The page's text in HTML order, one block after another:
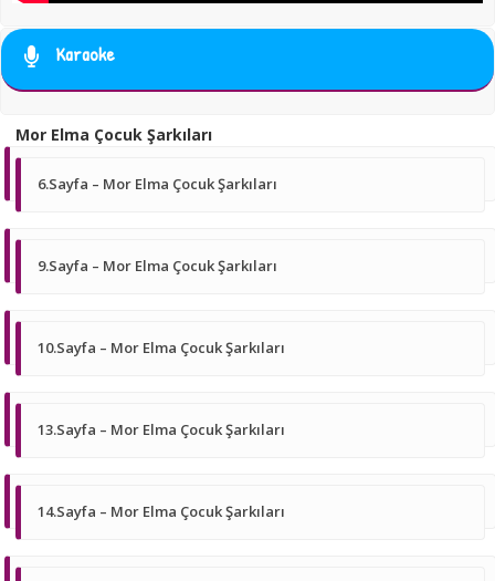
Karaoke
Mor Elma Çocuk Şarkıları
6.Sayfa – Mor Elma Çocuk Şarkıları
9.Sayfa – Mor Elma Çocuk Şarkıları
10.Sayfa – Mor Elma Çocuk Şarkıları
13.Sayfa – Mor Elma Çocuk Şarkıları
14.Sayfa – Mor Elma Çocuk Şarkıları